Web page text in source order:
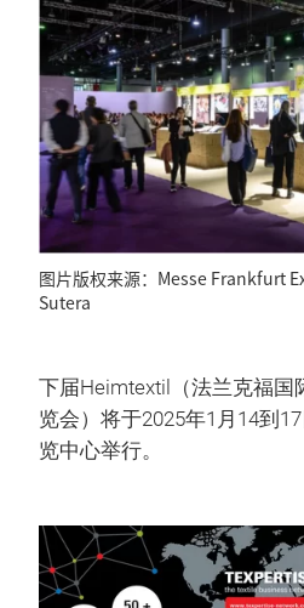
图片版权来源：Messe Frankfurt
Sutera
下届Heimtextil（法兰克福国
览会）将于2025年1月14到
览中心举行。